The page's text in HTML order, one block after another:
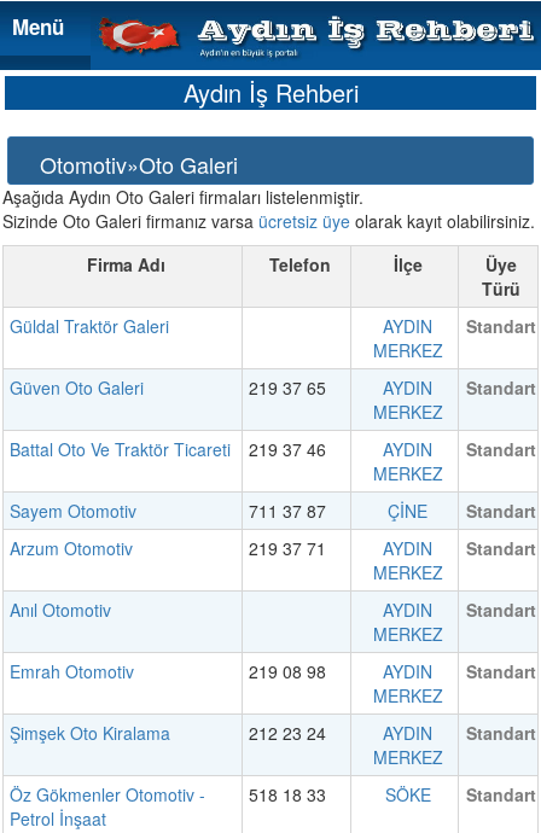
Menü
Menü
Aydın İş Rehberi
Otomotiv»Oto Galeri
Aşağıda Aydın Oto Galeri firmaları listelenmiştir.
Sizinde Oto Galeri firmanız varsa ücretsiz üye olarak kayıt olabilirsiniz.
Firma Adı
Telefon İlçe
Üye
Türü
Güldal Traktör Galeri
AYDIN
MERKEZ
Standart
Güven Oto Galeri 219 37 65
AYDIN
MERKEZ
Standart
Battal Oto Ve Traktör Ticareti 219 37 46
AYDIN
MERKEZ
Standart
Sayem Otomotiv 711 37 87 ÇİNE
Standart
Arzum Otomotiv
219 37 71
AYDIN
MERKEZ
Standart
Anıl Otomotiv
AYDIN
MERKEZ
Standart
Emrah Otomotiv 219 08 98
AYDIN
MERKEZ
Standart
Şimşek Oto Kiralama 212 23 24
AYDIN
MERKEZ
Standart
Öz Gökmenler Otomotiv -
Petrol İnşaat
518 18 33 SÖKE Standart